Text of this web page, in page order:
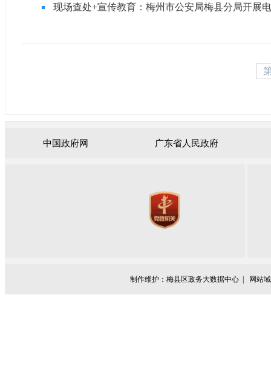
现场查处+宣传教育：梅州市公安局梅县分局开展
中国政府网 广东省人民政府
制作维护：梅县区政务大数据中心 | 网站